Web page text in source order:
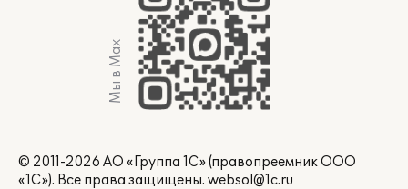
Мы в Max
© 2011-2026 АО «Группа 1С» (правопреемник ООО
«1С»). Все права защищены. websol@1c.ru